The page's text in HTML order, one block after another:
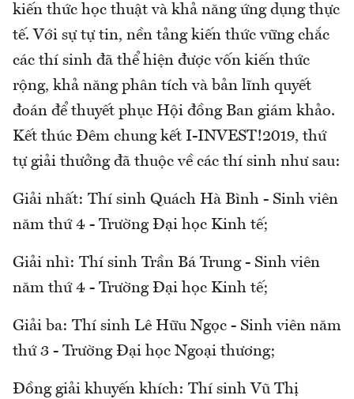
kiến thức học thuật và khả năng ứng dụng thực
tế. Với sự tự tin, nền tảng kiến thức vững chắc
các thí sinh đã thể hiện được vốn kiến thức
rộng, khả năng phân tích và bản lĩnh quyết
đoán để thuyết phục Hội đồng Ban giám khảo.
Kết thúc Đêm chung kết I-INVEST!2019, thứ
tự giải thưởng đã thuộc về các thí sinh như sau:
Giải nhất: Thí sinh Quách Hà Bình - Sinh viên
năm thứ 4 - Trường Đại học Kinh tế;
Giải nhì: Thí sinh Trần Bá Trung - Sinh viên
năm thứ 4 - Trường Đại học Kinh tế;
Giải ba: Thí sinh Lê Hữu Ngọc - Sinh viên năm
thứ 3 - Trường Đại học Ngoại thương;
Đồng giải khuyến khích: Thí sinh Vũ Thị